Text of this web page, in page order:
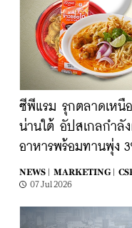
ซีพีแรม รุกตลาดเหนื
น่านใต้ อัปสเกลกำลั
อาหารพร้อมทานพุ่ง
NEWS | MARKETING |
07 Jul 2026